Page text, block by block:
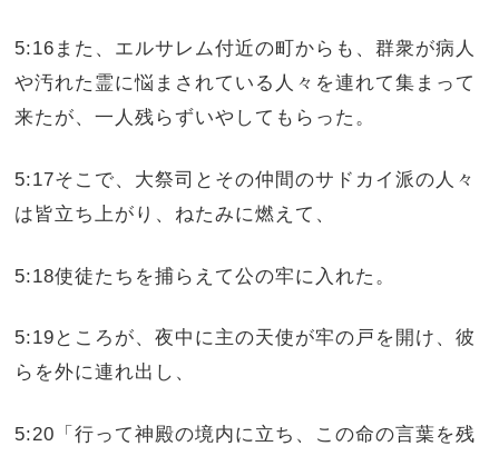
5:16また、エルサレム付近の町からも、群衆が病人
や汚れた霊に悩まされている人々を連れて集まって
来たが、一人残らずいやしてもらった。
5:17そこで、大祭司とその仲間のサドカイ派の人々
は皆立ち上がり、ねたみに燃えて、
5:18使徒たちを捕らえて公の牢に入れた。
5:19ところが、夜中に主の天使が牢の戸を開け、彼
らを外に連れ出し、
5:20「行って神殿の境内に立ち、この命の言葉を残